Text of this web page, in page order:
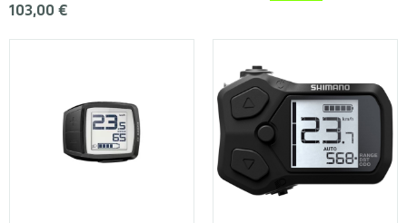
103,00 €